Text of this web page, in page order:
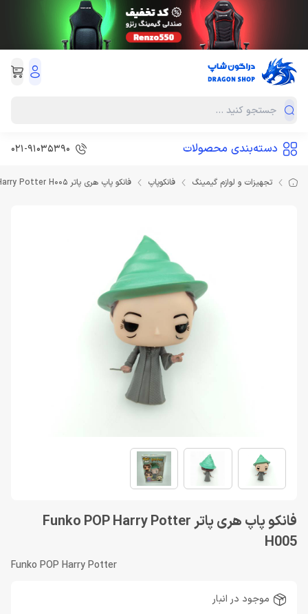
دسته‌بندی محصولات 021-91035390
تجهیزات و لوازم گیمینگ فانکوپاپ فانکو پاپ هری پاتر Funko POP Harry Potter H005
فانکو پاپ هری پاتر Funko POP Harry Potter
H005
Funko POP Harry Potter
موجود در انبار